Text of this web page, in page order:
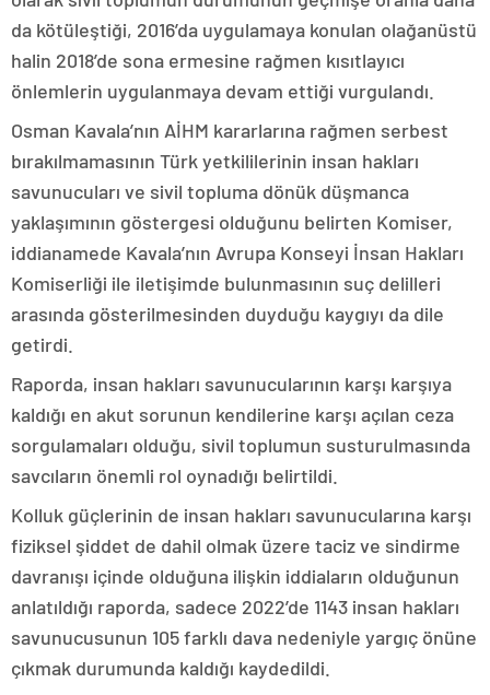
da kötüleştiği, 2016’da uygulamaya konulan olağanüstü
halin 2018’de sona ermesine rağmen kısıtlayıcı
önlemlerin uygulanmaya devam ettiği vurgulandı.
Osman Kavala’nın AİHM kararlarına rağmen serbest
bırakılmamasının Türk yetkililerinin insan hakları
savunucuları ve sivil topluma dönük düşmanca
yaklaşımının göstergesi olduğunu belirten Komiser,
iddianamede Kavala’nın Avrupa Konseyi İnsan Hakları
Komiserliği ile iletişimde bulunmasının suç delilleri
arasında gösterilmesinden duyduğu kaygıyı da dile
getirdi.
Raporda, insan hakları savunucularının karşı karşıya
kaldığı en akut sorunun kendilerine karşı açılan ceza
sorgulamaları olduğu, sivil toplumun susturulmasında
savcıların önemli rol oynadığı belirtildi.
Kolluk güçlerinin de insan hakları savunucularına karşı
fiziksel şiddet de dahil olmak üzere taciz ve sindirme
davranışı içinde olduğuna ilişkin iddiaların olduğunun
anlatıldığı raporda, sadece 2022’de 1143 insan hakları
savunucusunun 105 farklı dava nedeniyle yargıç önüne
çıkmak durumunda kaldığı kaydedildi.